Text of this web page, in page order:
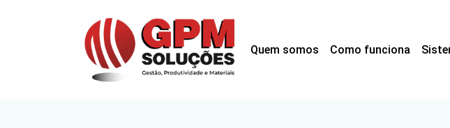
Quem somos Como funciona